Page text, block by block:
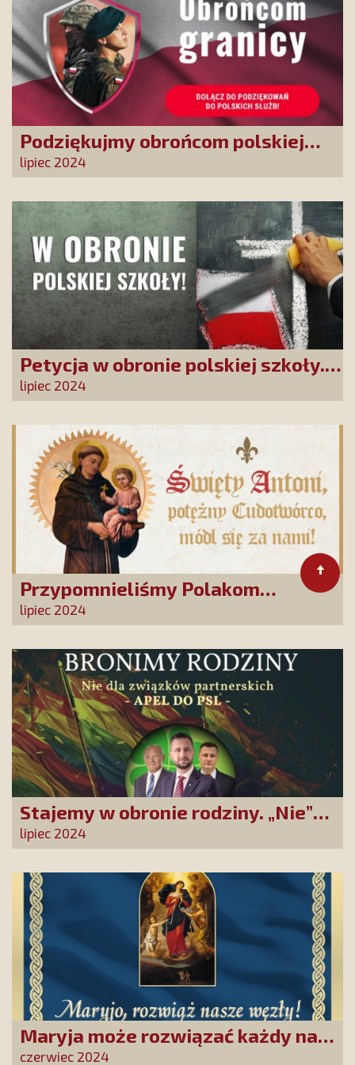
Podziękujmy obrońcom polskiej
granicy
lipiec 2024
Petycja w obronie polskiej szkoły.
Zatrzymajmy upadek edukacji!
lipiec 2024
Przypomnieliśmy Polakom
Świętego Antoniego!
lipiec 2024
Stajemy w obronie rodziny. „Nie”
dla zrównania związków
partnerskich z rodzinami
lipiec 2024
Maryja może rozwiązać każdy nasz
problem!
czerwiec 2024